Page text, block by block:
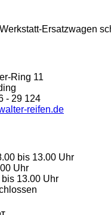
Ersatzwagen
Ring 11
- 29 124
reifen.de
bis 13.00 Uhr
Uhr
13.00 Uhr